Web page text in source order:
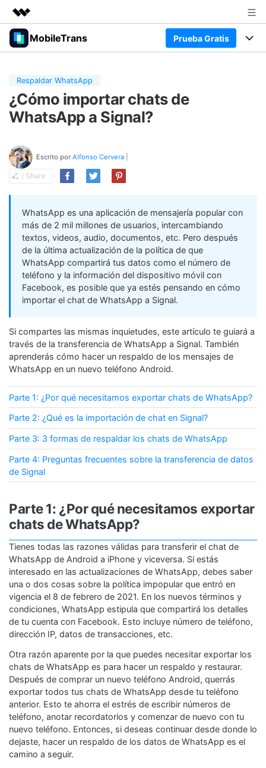
Productos destacados
Utilidades
Resumen
Soluciones
Quiénes somos
Sala de prensa
Tienda
MobileTrans Prueba Gratis
Para Escritorio
Transferencia de WhatsApp
a iPhone o viceversa. Hace y
restaura copias de seguridad de
WhatsApp y más apps sociales.
Respaldo y Restauración
Realiza y restaura copias de
seguridad de más de 18 tipos de
datos, incluyendo los datos de
WhatsApp.
Transferencia de Datos de un
Transfiere contactos, fotos, música,
videos, SMS y otros tipos de
archivos de un teléfono a otro y a la
Apps
Mutsapper (Alias: Wutsapper)
valores de fábrica.
MobileTrans App
Transfiere datos del teléfono, de
WhatsApp y archivos entre dispositivos
iOS y Android.
Welastseen
WeLastseen te tiene al tanto de todo en
WhatsApp.
Precios
Precios para Windows
Precios para Mac
Descuentos Educativos
Guía de Usuario
Más Soporte
Sobre Nosotros
Blog
Tendencias
Concursos y eventos
ENCUENTRA MÁS SOLUCIONES
Descargar
Respaldar WhatsApp
¿Cómo importar chats de
WhatsApp a Signal?
Escrito porAlfonso Cervera
WhatsApp es una aplicación de mensajería popular con
más de 2 mil millones de usuarios, intercambiando
textos, videos, audio, documentos, etc. Pero después
de la última actualización de la política de que
WhatsApp compartirá tus datos como el número de
teléfono y la información del dispositivo móvil con
Facebook, es posible que ya estés pensando en cómo
importar el chat de WhatsApp a Signal.
Si compartes las mismas inquietudes, este artículo te guiará a
través de la transferencia de WhatsApp a Signal. También
aprenderás cómo hacer un respaldo de los mensajes de
WhatsApp en un nuevo teléfono Android.
Parte 1: ¿Por qué necesitamos exportar chats de WhatsApp?
Parte 2: ¿Qué es la importación de chat en Signal?
Parte 3: 3 formas de respaldar los chats de WhatsApp
Parte 4: Preguntas frecuentes sobre la transferencia de datos
de Signal
Parte 1: ¿Por qué necesitamos exportar
chats de WhatsApp?
Tienes todas las razones válidas para transferir el chat de
WhatsApp de Android a iPhone y viceversa. Si estás
interesado en las actualizaciones de WhatsApp, debes saber
una o dos cosas sobre la política impopular que entró en
vigencia el 8 de febrero de 2021. En los nuevos términos y
condiciones, WhatsApp estipula que compartirá los detalles
de tu cuenta con Facebook. Esto incluye número de teléfono,
dirección IP, datos de transacciones, etc.
Otra razón aparente por la que puedes necesitar exportar los
chats de WhatsApp es para hacer un respaldo y restaurar.
Después de comprar un nuevo teléfono Android, querrás
exportar todos tus chats de WhatsApp desde tu teléfono
anterior. Esto te ahorra el estrés de escribir números de
teléfono, anotar recordatorios y comenzar de nuevo con tu
nuevo teléfono. Entonces, si deseas continuar desde donde lo
dejaste, hacer un respaldo de los datos de WhatsApp es el
camino a seguir.